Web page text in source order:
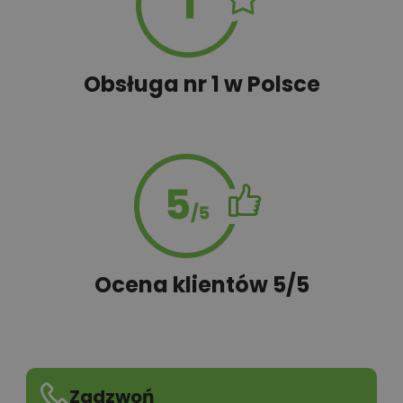
Obsługa nr 1 w Polsce
Ocena klientów 5/5
Zadzwoń